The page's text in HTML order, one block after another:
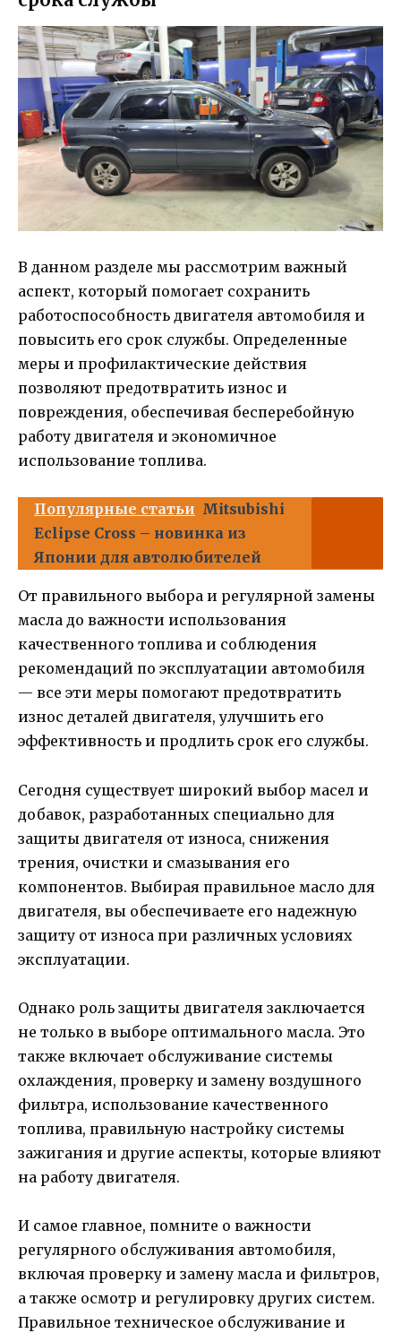
В данном разделе мы рассмотрим важный
аспект, который помогает сохранить
работоспособность двигателя автомобиля и
повысить его срок службы. Определенные
меры и профилактические действия
позволяют предотвратить износ и
повреждения, обеспечивая бесперебойную
работу двигателя и экономичное
использование топлива.
Популярные статьи Mitsubishi
Eclipse Cross – новинка из
Японии для автолюбителей
От правильного выбора и регулярной замены
масла до важности использования
качественного топлива и соблюдения
рекомендаций по эксплуатации автомобиля
— все эти меры помогают предотвратить
износ деталей двигателя, улучшить его
эффективность и продлить срок его службы.
Сегодня существует широкий выбор масел и
добавок, разработанных специально для
защиты двигателя от износа, снижения
трения, очистки и смазывания его
компонентов. Выбирая правильное масло для
двигателя, вы обеспечиваете его надежную
защиту от износа при различных условиях
эксплуатации.
Однако роль защиты двигателя заключается
не только в выборе оптимального масла. Это
также включает обслуживание системы
охлаждения, проверку и замену воздушного
фильтра, использование качественного
топлива, правильную настройку системы
зажигания и другие аспекты, которые влияют
на работу двигателя.
И самое главное, помните о важности
регулярного обслуживания автомобиля,
включая проверку и замену масла и фильтров,
а также осмотр и регулировку других систем.
Правильное техническое обслуживание и